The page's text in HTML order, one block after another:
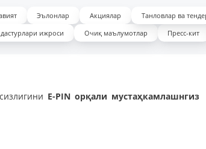
Эълонлар Акциялар Танловлар ва
ижроси Очиқ маълумотлар Пресс-кит
E-PIN орқали мустаҳкамлашнгиз